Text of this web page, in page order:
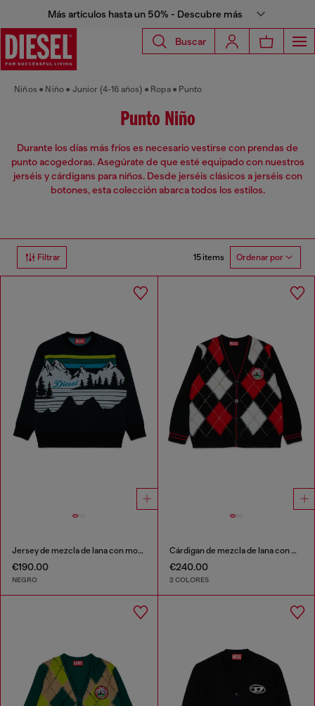
Más artículos hasta un 50% - Descubre más
Buscar
Niños Niño Junior (4-16 años) Ropa Punto
Punto Niño
Durante los días más fríos es necesario vestirse con prendas de
punto acogedoras. Asegúrate de que esté equipado con nuestros
jerséis y cárdigans para niños. Desde jerséis clásicos a jerséis con
botones, esta colección abarca todos los estilos.
Filtrar 15 items Ordenar por
Jersey de mezcla de lana con motivo de montaña
€190.00
NEGRO
Cárdigan de mezcla de lana con motivo argyle
€240.00
2 COLORES